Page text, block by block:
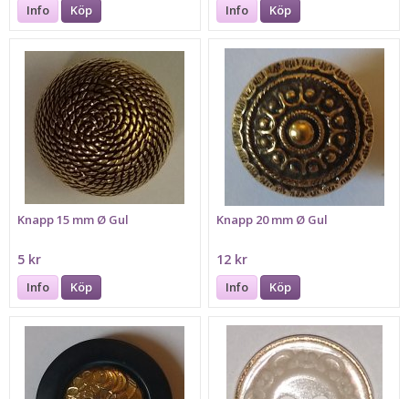
Info Köp Info Köp
Knapp 15 mm Ø Gul
5 kr
Info Köp
Knapp 20 mm Ø Gul
12 kr
Info Köp